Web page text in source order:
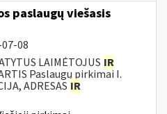
paslaugų viešasis
08
LAIMĖTOJUS IR
Paslaugų pirkimai I.
ADRESAS IR